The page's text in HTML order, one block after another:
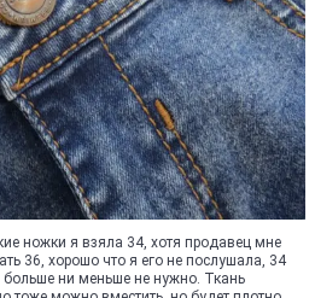
ножки я взяла 34, хотя продавец мне
36, хорошо что я его не послушала, 34
больше ни меньше не нужно. Ткань